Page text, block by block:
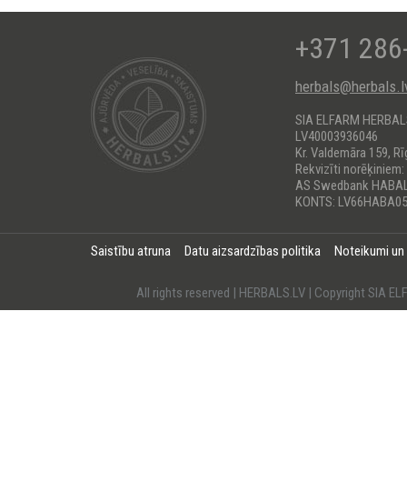
+371
SIA ELFARM
LV40003936046
Kr. Valdemāra 159,
Rekvizīti norēķiniem:
AS Swedbank
KONTS:
Saistību atruna Datu aizsardzības politika Noteikumi
All rights reserved | HERBALS.LV | Copyright SIA